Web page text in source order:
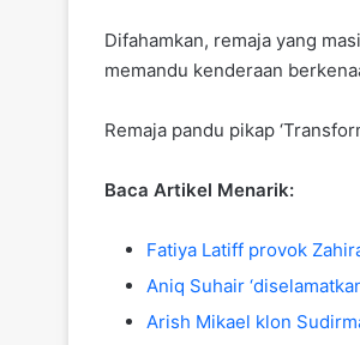
Difahamkan, remaja yang
memandu kenderaan
Remaja pandu pikap
Baca Artikel Menarik:
Fatiya Latiff provok
Aniq Suhair
Arish Mikael klon